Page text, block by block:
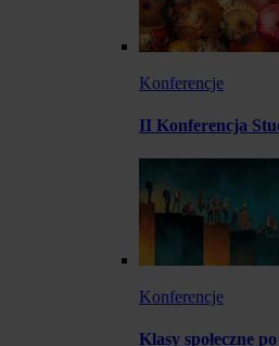
Konferencje
II Konferencja
Konferencje
Klasy społeczne